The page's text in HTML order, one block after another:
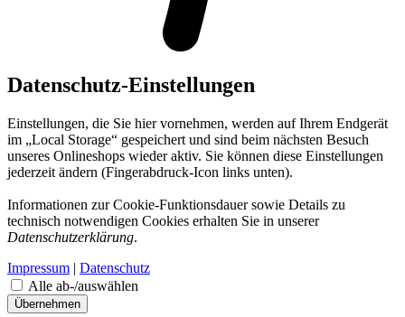
Datenschutz-Einstellungen
Einstellungen, die Sie hier vornehmen, werden auf Ihrem Endgerät
im „Local Storage“ gespeichert und sind beim nächsten Besuch
unseres Onlineshops wieder aktiv. Sie können diese Einstellungen
jederzeit ändern (Fingerabdruck-Icon links unten).
Informationen zur Cookie-Funktionsdauer sowie Details zu
technisch notwendigen Cookies erhalten Sie in unserer
Datenschutzerklärung.
Impressum | Datenschutz
Alle ab-/auswählen
Übernehmen